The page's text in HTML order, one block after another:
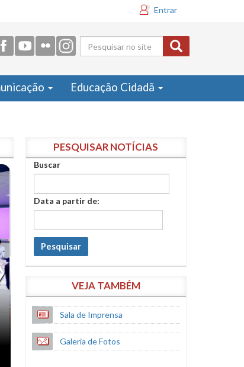
Entrar
Formulário
de busca
Educação Cidadã
PESQUISAR NOTÍCIAS
Buscar
Data a partir de:
Pesquisar
VEJA TAMBÉM
Sala de Imprensa
Galeria de Fotos